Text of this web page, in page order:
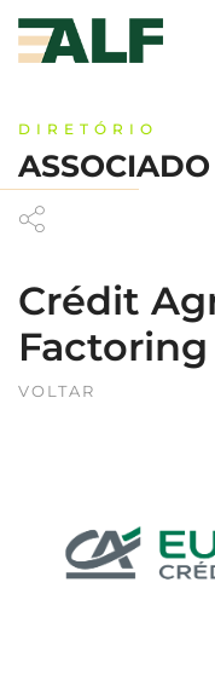
DIRETÓRIO
Crédit
Factoring
VOLTAR